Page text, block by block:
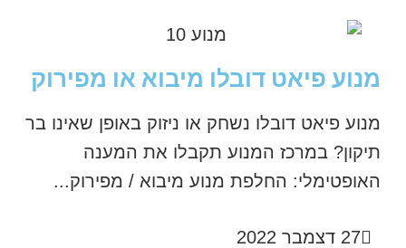
מנוע פיאט דובלו מיבוא או מפירוק
מנוע פיאט דובלו נשחק או ניזוק באופן שאינו בר
תיקון? במרכז המנוע תקבלו את המענה
האופטימלי: החלפת מנוע מיבוא / מפירוק...
27 דצמבר 2022